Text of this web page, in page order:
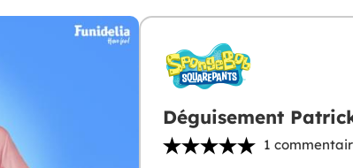
Déguisement
1